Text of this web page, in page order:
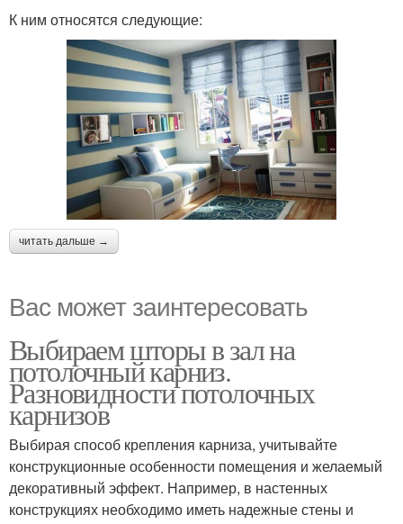
К ним относятся следующие:
читать дальше →
Вас может заинтересовать
Выбираем шторы в зал на
потолочный карниз.
Разновидности потолочных
карнизов
Выбирая способ крепления карниза, учитывайте
конструкционные особенности помещения и желаемый
декоративный эффект. Например, в настенных
конструкциях необходимо иметь надежные стены и